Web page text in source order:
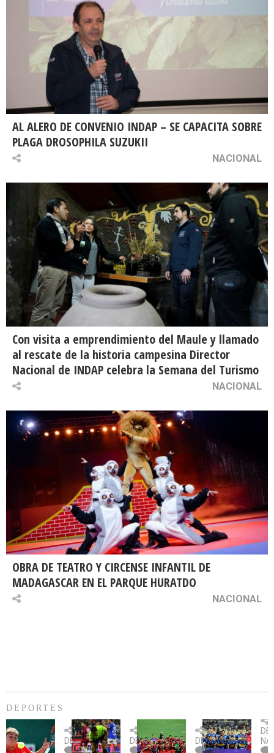
AL ALERO DE CONVENIO INDAP – SE CAPACITA SOBRE
PLAGA DROSOPHILA SUZUKII
NACIONAL
Con visita a emprendimiento del Maule y llamado
al rescate de la historia campesina Director
Nacional de INDAP celebra la Semana del Turismo
NACIONAL
OBRA DE TEATRO Y CIRCENSE INFANTIL DE
MADAGASCAR EN EL PARQUE HURATDO
NACIONAL
DEPORTES
Billie
Jean
DEPORTES
U.
Católica
DEPORTES
Copa
Sudamericana:
DEPORTES